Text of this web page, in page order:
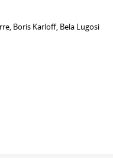
, Boris Karloff, Bela Lugosi